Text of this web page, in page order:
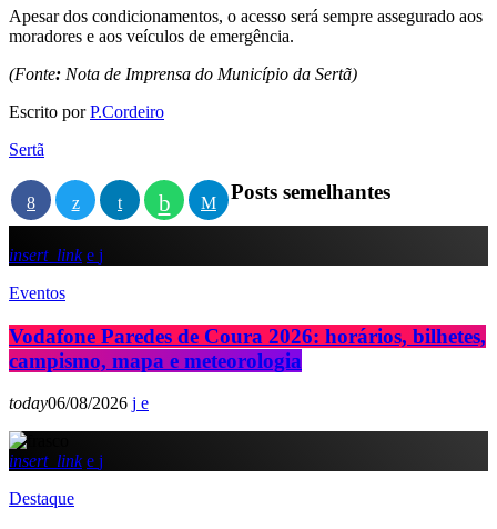
Apesar dos condicionamentos, o acesso será sempre assegurado aos
moradores e aos veículos de emergência.
(Fonte: Nota de Imprensa do Município da Sertã)
Escrito porP.Cordeiro
Sertã
Posts semelhantes
insert_link
Eventos
Vodafone Paredes de Coura 2026: horários, bilhetes,
campismo, mapa e meteorologia
today06/08/2026
insert_link
Destaque